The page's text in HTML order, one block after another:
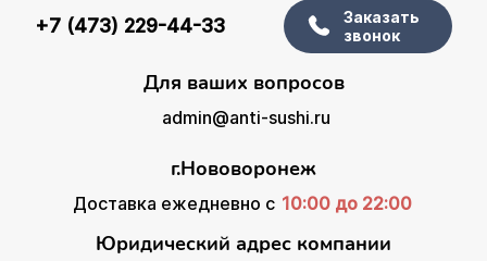
+7 (473) 229-44-33
Заказать
звонок
Для ваших вопросов
admin@anti-sushi.ru
г.Нововоронеж
Доставка ежедневно с 10:00 до 22:00
Юридический адрес компании